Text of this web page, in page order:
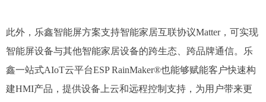
此外，乐鑫智能屏方案支持智能家居互联协议Matter，可实现
智能屏设备与其他智能家居设备的跨生态、跨品牌通信。乐
鑫一站式AIoT云平台ESP RainMaker®也能够赋能客户快速构
建HMI产品，提供设备上云和远程控制支持，为用户带来更